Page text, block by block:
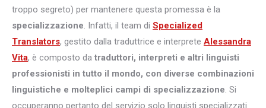
troppo segreto) per mantenere questa promessa è la
specializzazione. Infatti, il team di Specialized
Translators, gestito dalla traduttrice e interprete Alessandra
Vita, è composto da traduttori, interpreti e altri linguisti
professionisti in tutto il mondo, con diverse combinazioni
linguistiche e molteplici campi di specializzazione. Si
occuperanno pertanto del servizio solo linguisti specializzati